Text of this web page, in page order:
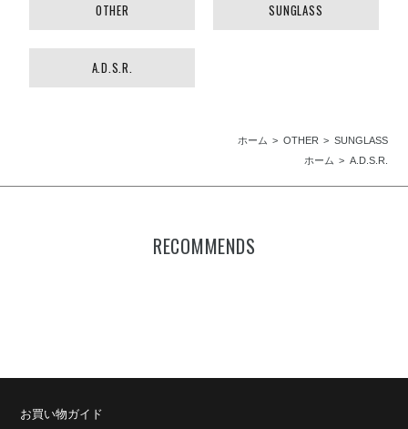
OTHER SUNGLASS
A.D.S.R.
ホーム OTHER
SUNGLASS
ホーム
A.D.S.R.
RECOMMENDS
お買い物ガイド